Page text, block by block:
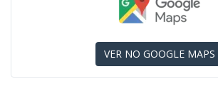
VER NO GOOGLE MAPS